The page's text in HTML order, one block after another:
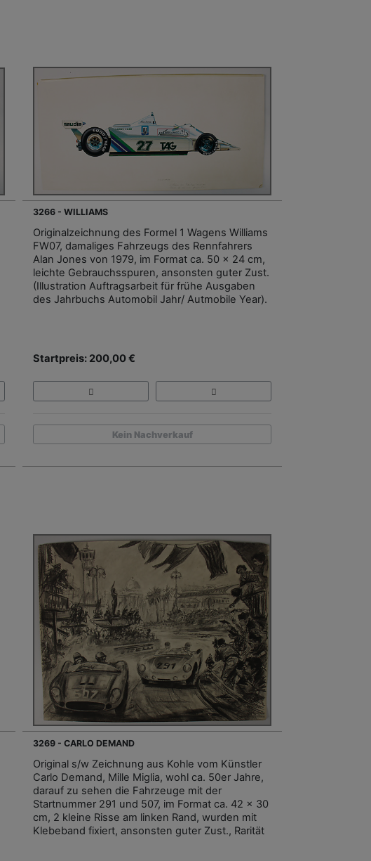
3266 - WILLIAMS
Originalzeichnung des Formel 1 Wagens Williams
FW07, damaliges Fahrzeugs des Rennfahrers
Alan Jones von 1979, im Format ca. 50 x 24 cm,
leichte Gebrauchsspuren, ansonsten guter Zust.
(Illustration Auftragsarbeit für frühe Ausgaben
des Jahrbuchs Automobil Jahr/ Autmobile Year).
Startpreis: 200,00 €
Kein Nachverkauf
3269 - CARLO DEMAND
Original s/w Zeichnung aus Kohle vom Künstler
Carlo Demand, Mille Miglia, wohl ca. 50er Jahre,
darauf zu sehen die Fahrzeuge mit der
Startnummer 291 und 507, im Format ca. 42 x 30
cm, 2 kleine Risse am linken Rand, wurden mit
Klebeband fixiert, ansonsten guter Zust., Rarität